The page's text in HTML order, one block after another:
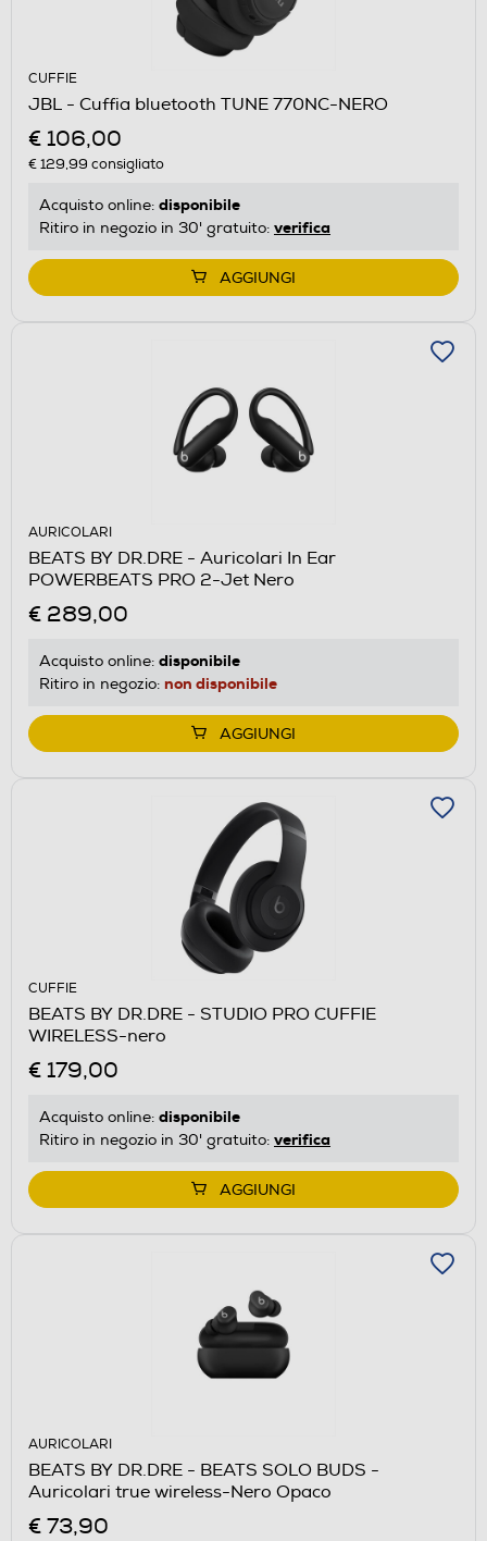
CUFFIE
JBL - Cuffia bluetooth TUNE 770NC-NERO
€ 106,00
€ 129,99 consigliato
Acquisto online: disponibile
Ritiro in negozio in 30' gratuito: verifica
AGGIUNGI
AURICOLARI
BEATS BY DR.DRE - Auricolari In Ear
POWERBEATS PRO 2-Jet Nero
€ 289,00
Acquisto online: disponibile
Ritiro in negozio: non disponibile
AGGIUNGI
CUFFIE
BEATS BY DR.DRE - STUDIO PRO CUFFIE
WIRELESS-nero
€ 179,00
Acquisto online: disponibile
Ritiro in negozio in 30' gratuito: verifica
AGGIUNGI
AURICOLARI
BEATS BY DR.DRE - BEATS SOLO BUDS -
Auricolari true wireless-Nero Opaco
€ 73,90